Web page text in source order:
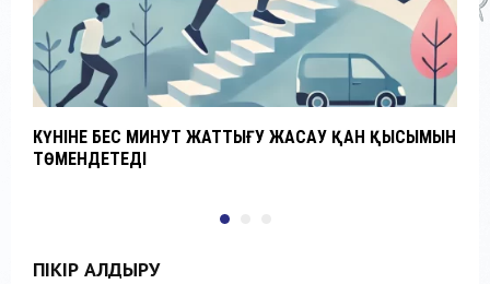
КҮНІНЕ БЕС МИНУТ ЖАТТЫҒУ ЖАСАУ ҚАН ҚЫСЫМЫН
ТӨМЕНДЕТЕДІ
ПІКІР ҚАЛДЫРУ